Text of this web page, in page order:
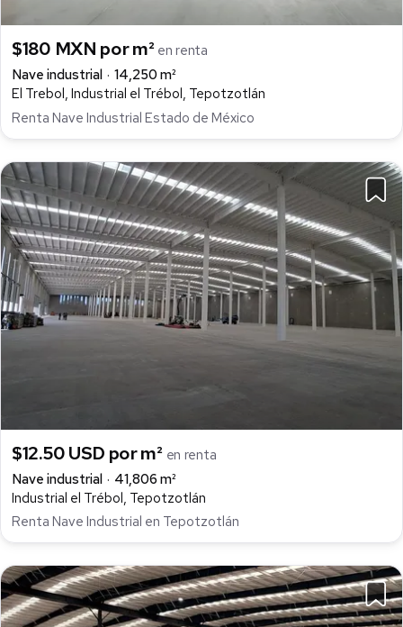
$180 MXN por m² en renta
Nave industrial
14,250 m²
El Trebol, Industrial el Trébol, Tepotzotlán
Renta Nave Industrial Estado de México
$12.50 USD por m² en renta
Nave industrial
41,806 m²
Industrial el Trébol, Tepotzotlán
Renta Nave Industrial en Tepotzotlán